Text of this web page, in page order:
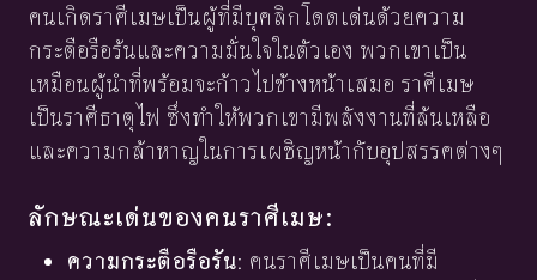
คนเกิดราศีเมษเป็นผู้ที่มีบุคลิกโดดเด่นด้วยความ
กระตือรือร้นและความมั่นใจในตัวเอง พวกเขาเป็น
เหมือนผู้นำที่พร้อมจะก้าวไปข้างหน้าเสมอ ราศีเมษ
เป็นราศีธาตุไฟ ซึ่งทำให้พวกเขามีพลังงานที่ล้นเหลือ
และความกล้าหาญในการเผชิญหน้ากับอุปสรรคต่างๆ
ลักษณะเด่นของคนราศีเมษ:
ความกระตือรือร้น: คนราศีเมษเป็นคนที่มี